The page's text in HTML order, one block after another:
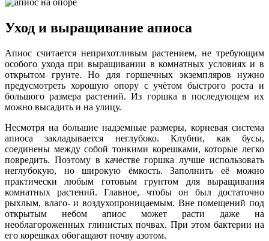
Уход и выращивание апиоса
Апиос считается неприхотливым растением, не требующим
особого ухода при выращивании в комнатных условиях и в
открытом грунте. Но для горшечных экземпляров нужно
предусмотреть хорошую опору с учётом быстрого роста и
большого размера растений. Из горшка в последующем их
можно высадить и на улицу.
Несмотря на большие надземные размеры, корневая система
апиоса закладывается неглубоко. Клубни, как бусы,
соединены между собой тонкими корешками, которые легко
повредить. Поэтому в качестве горшка лучше использовать
неглубокую, но широкую ёмкость. Заполнить её можно
практически любым готовым грунтом для выращивания
комнатных растений. Главное, чтобы он был достаточно
рыхлым, влаго- и воздухопроницаемым. Вне помещений под
открытым небом апиос может расти даже на
необлагороженных глинистых почвах. При этом бактерии на
его корешках обогащают почву азотом.